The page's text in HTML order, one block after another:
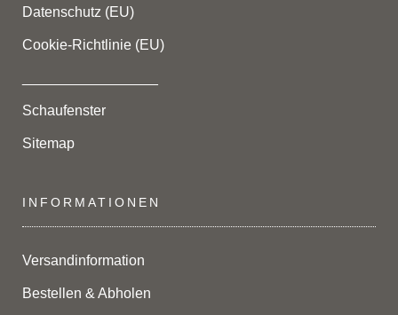
Datenschutz (EU)
Cookie-Richtlinie (EU)
Schaufenster
Sitemap
INFORMATIONEN
Versandinformation
Bestellen & Abholen